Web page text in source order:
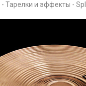
Тарелки и эффекты